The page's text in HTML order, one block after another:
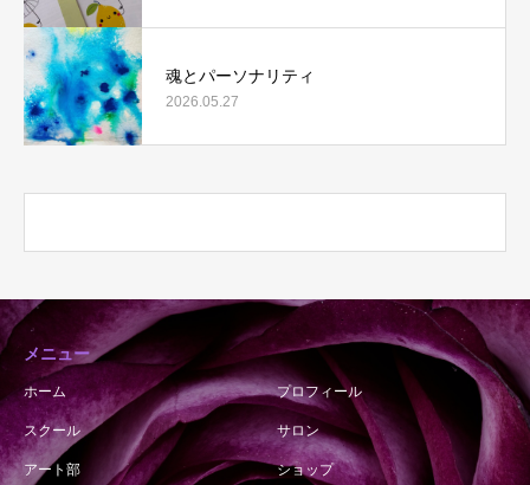
魂とパーソナリティ
2026.05.27
メニュー
ホーム プロフィール
スクール サロン
アート部 ショップ